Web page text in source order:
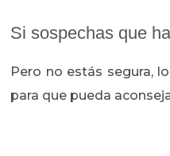
Si sospechas que
Pero no estás segura,
para que pueda